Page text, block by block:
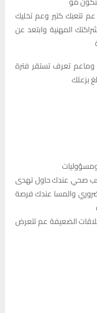
تتعبك كتير وعم تخليك
المهنية وابتعد عن
تعرف تستقر فترة
بزعلك
صحي عندك حاول تهدى
والمسا عندك فرصة
الضعيفة عم تتعرض